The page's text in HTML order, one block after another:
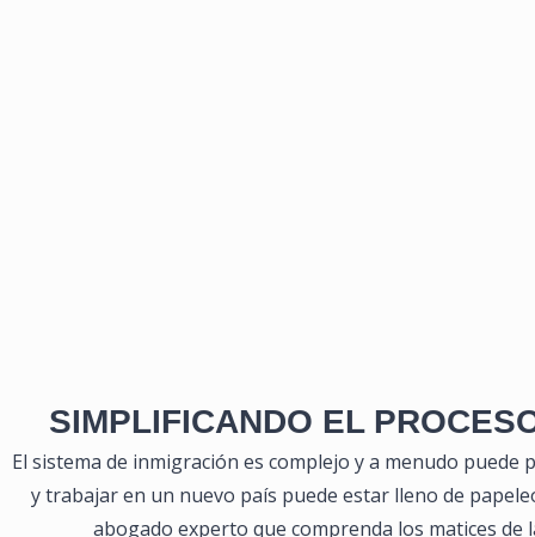
SIMPLIFICANDO EL
El sistema de inmigración es complejo y a menudo puede
y trabajar en un nuevo país puede estar lleno de
abogado experto que comprenda los matices de